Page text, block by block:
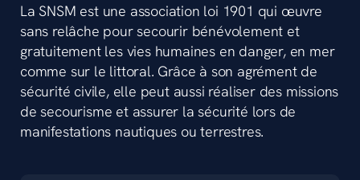
La SNSM est une association loi 1901 qui œuvre
sans relâche pour secourir bénévolement et
gratuitement les vies humaines en danger, en mer
comme sur le littoral. Grâce à son agrément de
sécurité civile, elle peut aussi réaliser des missions
de secourisme et assurer la sécurité lors de
manifestations nautiques ou terrestres.